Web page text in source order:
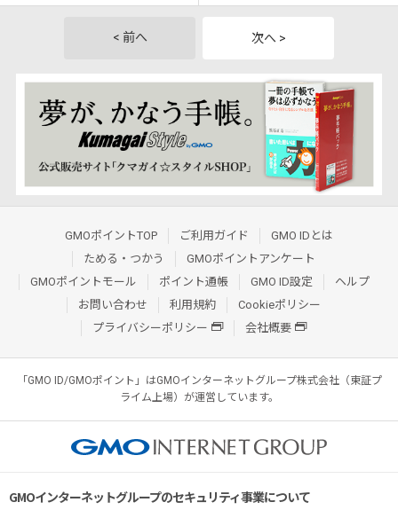
< 前へ 次へ >
GMOポイントTOP ご利用ガイド
GMO IDとは
ためる・つかう
GMOポイントアンケート
GMOポイントモール
ポイント通帳 GMO ID設定
ヘルプ
お問い合わせ
利用規約
Cookieポリシー
プライバシーポリシー
会社概要
「GMO ID/GMOポイント」はGMOインターネットグループ株式会社（東証プ
ライム上場）が運営しています。
GMOインターネットグループのセキュリティ事業について